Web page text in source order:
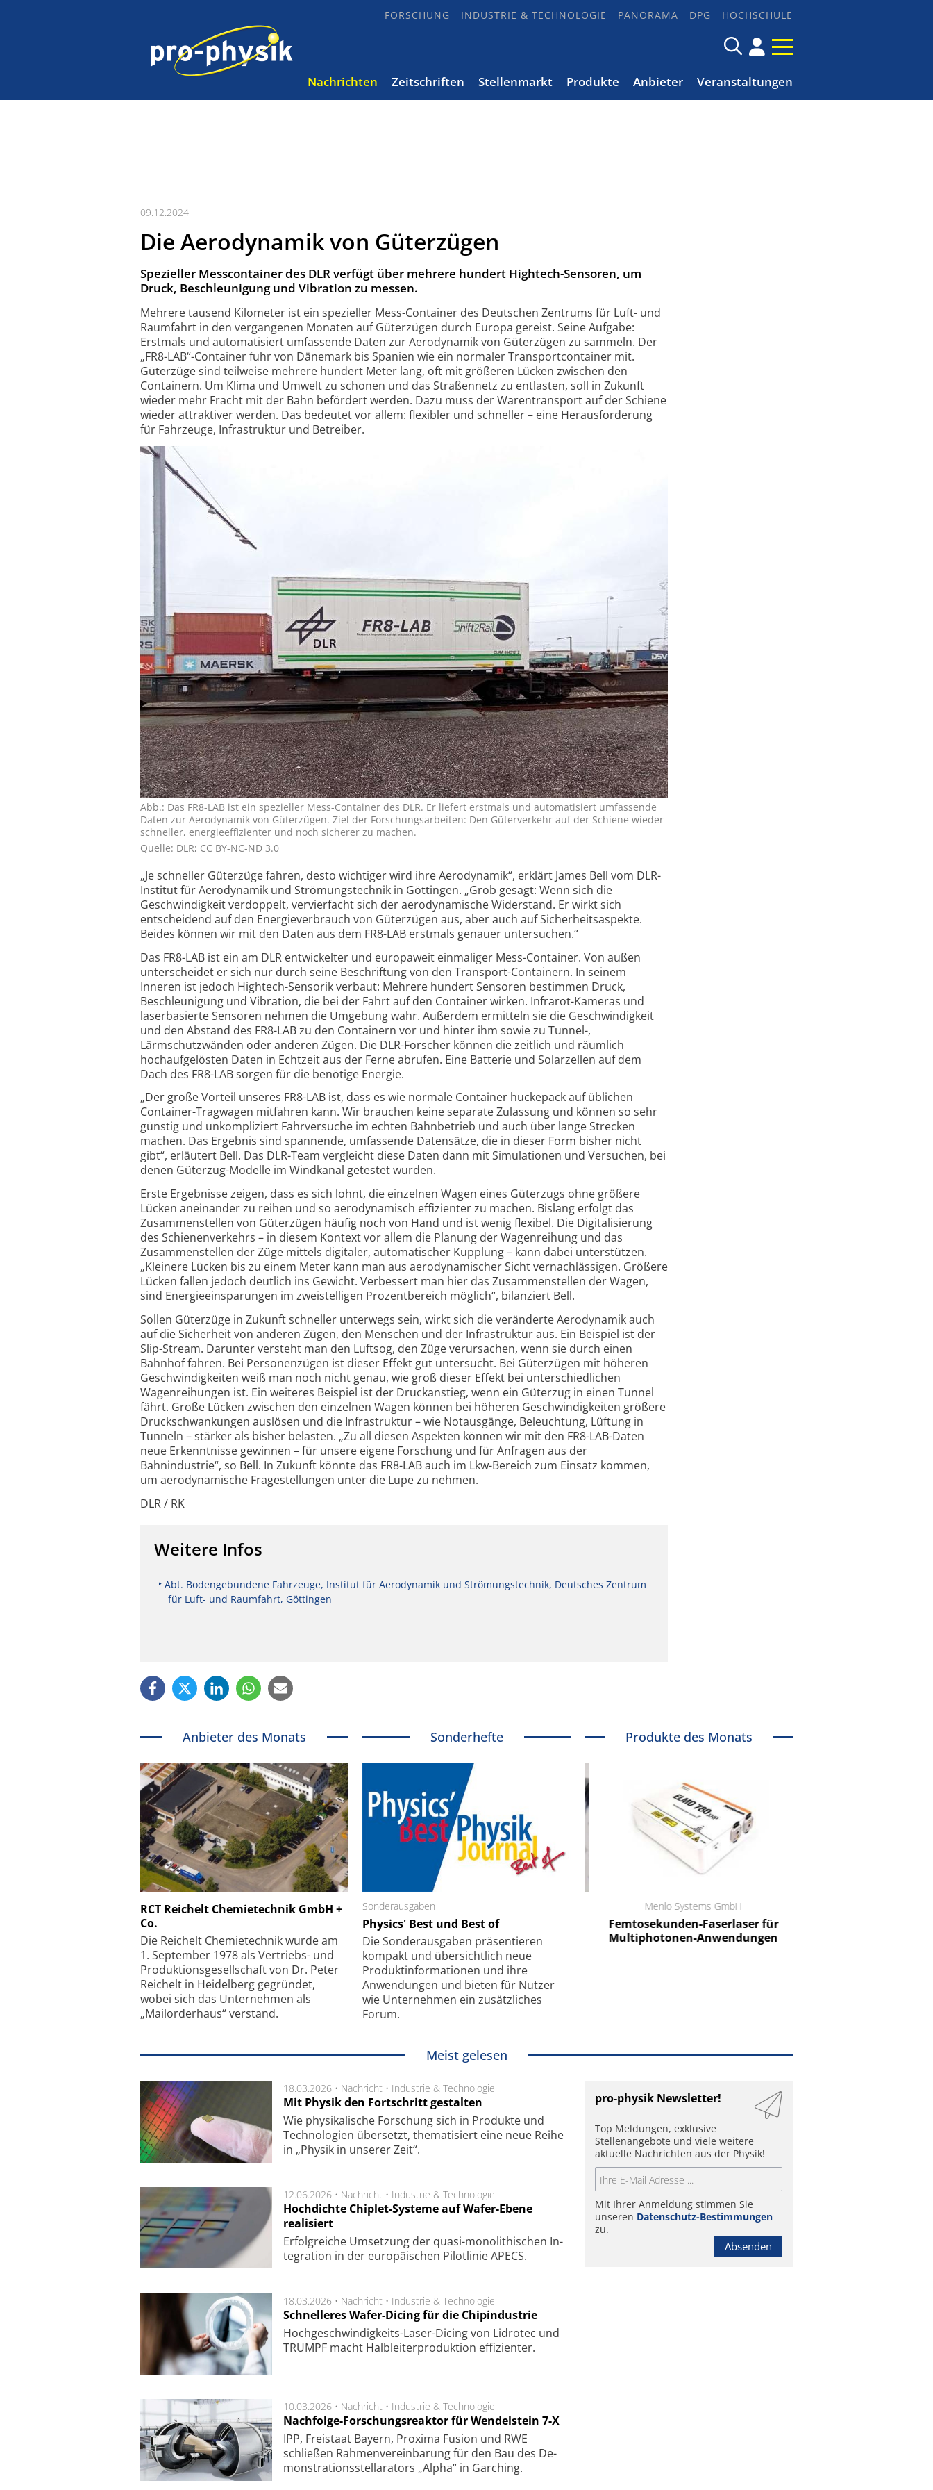
FORSCHUNG INDUSTRIE & TECHNOLOGIE PANORAMA DPG HOCHSCHULE
Nachrichten Zeitschriften Stellenmarkt Produkte Anbieter Veranstaltungen
09.12.2024
Die Aerodynamik von Güterzügen
Spezieller Messcontainer des DLR verfügt über mehrere hundert Hightech-Sensoren, um
Druck, Beschleunigung und Vibration zu messen.
Mehrere tausend Kilometer ist ein spezieller Mess-Container des Deutschen Zentrums für Luft- und
Raumfahrt in den vergangenen Monaten auf Güterzügen durch Europa gereist. Seine Aufgabe:
Erstmals und automatisiert umfassende Daten zur Aerodynamik von Güterzügen zu sammeln. Der
„FR8-LAB“-Container fuhr von Dänemark bis Spanien wie ein normaler Transportcontainer mit.
Güterzüge sind teilweise mehrere hundert Meter lang, oft mit größeren Lücken zwischen den
Containern. Um Klima und Umwelt zu schonen und das Straßennetz zu entlasten, soll in Zukunft
wieder mehr Fracht mit der Bahn befördert werden. Dazu muss der Warentransport auf der Schiene
wieder attraktiver werden. Das bedeutet vor allem: flexibler und schneller – eine Herausforderung
für Fahrzeuge, Infrastruktur und Betreiber.
Abb.: Das FR8-LAB ist ein spezieller Mess-Container des DLR. Er liefert erstmals und automatisiert umfassende
Daten zur Aerodynamik von Güterzügen. Ziel der Forschungsarbeiten: Den Güterverkehr auf der Schiene wieder
schneller, energieeffizienter und noch sicherer zu machen.
Quelle: DLR; CC BY-NC-ND 3.0
„Je schneller Güterzüge fahren, desto wichtiger wird ihre Aerodynamik“, erklärt James Bell vom DLR-
Institut für Aerodynamik und Strömungstechnik in Göttingen. „Grob gesagt: Wenn sich die
Geschwindigkeit verdoppelt, vervierfacht sich der aerodynamische Widerstand. Er wirkt sich
entscheidend auf den Energieverbrauch von Güterzügen aus, aber auch auf Sicherheitsaspekte.
Beides können wir mit den Daten aus dem FR8-LAB erstmals genauer untersuchen.“
Das FR8-LAB ist ein am DLR entwickelter und europaweit einmaliger Mess-Container. Von außen
unterscheidet er sich nur durch seine Beschriftung von den Transport-Containern. In seinem
Inneren ist jedoch Hightech-Sensorik verbaut: Mehrere hundert Sensoren bestimmen Druck,
Beschleunigung und Vibration, die bei der Fahrt auf den Container wirken. Infrarot-Kameras und
laserbasierte Sensoren nehmen die Umgebung wahr. Außerdem ermitteln sie die Geschwindigkeit
und den Abstand des FR8-LAB zu den Containern vor und hinter ihm sowie zu Tunnel-,
Lärmschutzwänden oder anderen Zügen. Die DLR-Forscher können die zeitlich und räumlich
hochaufgelösten Daten in Echtzeit aus der Ferne abrufen. Eine Batterie und Solarzellen auf dem
Dach des FR8-LAB sorgen für die benötige Energie.
„Der große Vorteil unseres FR8-LAB ist, dass es wie normale Container huckepack auf üblichen
Container-Tragwagen mitfahren kann. Wir brauchen keine separate Zulassung und können so sehr
günstig und unkompliziert Fahrversuche im echten Bahnbetrieb und auch über lange Strecken
machen. Das Ergebnis sind spannende, umfassende Datensätze, die in dieser Form bisher nicht
gibt“, erläutert Bell. Das DLR-Team vergleicht diese Daten dann mit Simulationen und Versuchen, bei
denen Güterzug-Modelle im Windkanal getestet wurden.
Erste Ergebnisse zeigen, dass es sich lohnt, die einzelnen Wagen eines Güterzugs ohne größere
Lücken aneinander zu reihen und so aerodynamisch effizienter zu machen. Bislang erfolgt das
Zusammenstellen von Güterzügen häufig noch von Hand und ist wenig flexibel. Die Digitalisierung
des Schienenverkehrs – in diesem Kontext vor allem die Planung der Wagenreihung und das
Zusammenstellen der Züge mittels digitaler, automatischer Kupplung – kann dabei unterstützen.
„Kleinere Lücken bis zu einem Meter kann man aus aerodynamischer Sicht vernachlässigen. Größere
Lücken fallen jedoch deutlich ins Gewicht. Verbessert man hier das Zusammenstellen der Wagen,
sind Energieeinsparungen im zweistelligen Prozentbereich möglich“, bilanziert Bell.
Sollen Güterzüge in Zukunft schneller unterwegs sein, wirkt sich die veränderte Aerodynamik auch
auf die Sicherheit von anderen Zügen, den Menschen und der Infrastruktur aus. Ein Beispiel ist der
Slip-Stream. Darunter versteht man den Luftsog, den Züge verursachen, wenn sie durch einen
Bahnhof fahren. Bei Personenzügen ist dieser Effekt gut untersucht. Bei Güterzügen mit höheren
Geschwindigkeiten weiß man noch nicht genau, wie groß dieser Effekt bei unterschiedlichen
Wagenreihungen ist. Ein weiteres Beispiel ist der Druckanstieg, wenn ein Güterzug in einen Tunnel
fährt. Große Lücken zwischen den einzelnen Wagen können bei höheren Geschwindigkeiten größere
Druckschwankungen auslösen und die Infrastruktur – wie Notausgänge, Beleuchtung, Lüftung in
Tunneln – stärker als bisher belasten. „Zu all diesen Aspekten können wir mit den FR8-LAB-Daten
neue Erkenntnisse gewinnen – für unsere eigene Forschung und für Anfragen aus der
Bahnindustrie“, so Bell. In Zukunft könnte das FR8-LAB auch im Lkw-Bereich zum Einsatz kommen,
um aerodynamische Fragestellungen unter die Lupe zu nehmen.
DLR / RK
Weitere Infos
Abt. Bodengebundene Fahrzeuge, Institut für Aerodynamik und Strömungstechnik, Deutsches Zentrum
für Luft- und Raumfahrt, Göttingen
Anbieter des Monats
RCT Reichelt Chemietechnik GmbH +
Co.
Die Reichelt Chemietechnik wurde am
1. September 1978 als Vertriebs- und
Produktionsgesellschaft von Dr. Peter
Reichelt in Heidelberg gegründet,
wobei sich das Unternehmen als
„Mailorderhaus“ verstand.
Sonderhefte
Sonderausgaben
Physics' Best und Best of
Die Sonder­ausgaben präsentieren
kompakt und übersichtlich neue
Produkt­informationen und ihre
Anwendungen und bieten für Nutzer
wie Unternehmen ein zusätzliches
Forum.
Produkte des Monats
Schäfter + Kirchhoff GmbH
Feinfokussierungsmechanismus
Elektronenmikroskopie auf
kleinstem Raum
Menlo Systems GmbH
Femtosekunden-Faserlaser für
Multiphotonen-Anwendungen
Meist gelesen
18.03.2026 • Nachricht • Industrie & Technologie
Mit Physik den Fortschritt gestalten
Wie physikalische Forschung sich in Produkte und
Technologien übersetzt, thematisiert eine neue Reihe
in „Physik in unserer Zeit“.
12.06.2026 • Nachricht • Industrie & Technologie
Hochdichte Chiplet-Systeme auf Wafer-Ebene
realisiert
Er­folg­rei­che Um­set­zung der quasi-mono­li­thi­schen In­
te­gra­tion in der eu­ro­pä­i­schen Pi­lot­li­nie APECS.
18.03.2026 • Nachricht • Industrie & Technologie
Schnelleres Wafer-Dicing für die Chipindustrie
Hoch­ge­schwin­dig­keits-Laser-Dicing von Lidrotec und
TRUMPF macht Halb­lei­ter­pro­duk­tion ef­fi­zien­ter.
10.03.2026 • Nachricht • Industrie & Technologie
Nachfolge-Forschungsreaktor für Wendelstein 7-X
IPP, Frei­staat Bay­ern, Pro­xi­ma Fu­sion und RWE
schließen Rah­men­ver­ein­ba­rung für den Bau des De­
mon­stra­tions­stel­la­ra­tors „Alpha“ in Gar­ching.
pro-physik Newsletter!
Top Meldungen, exklusive
Stellenangebote und viele weitere
aktuelle Nachrichten aus der Physik!
Mit Ihrer Anmeldung stimmen Sie
unseren Datenschutz-Bestimmungen
zu.
Absenden